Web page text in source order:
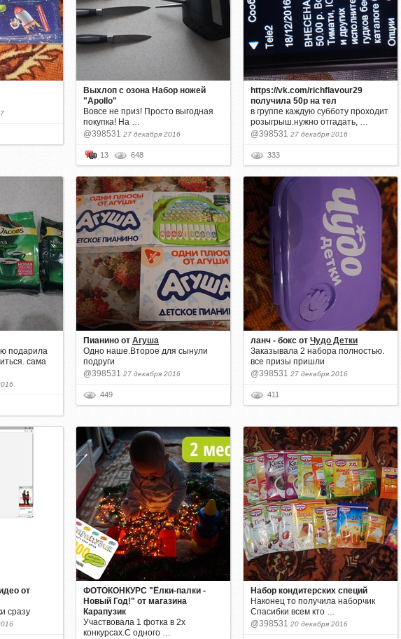
Выхлоп с озона Набор ножей
"Apollo"
Вовсе не приз! Просто выгодная
покупка! На …
@398531 27 декабря 2016
13 648
https://vk.com/richflavour29
получила 50р на тел
в группе каждую субботу проходит
розыгрыш.нужно отгадать, …
@398531 27 декабря 2016
333
подарила
сама
Пианино от Агуша
Одно наше.Второе для сынули
подруги
@398531 27 декабря 2016
449
ланч - бокс от Чудо Детки
Заказывала 2 набора полностью.
все призы пришли
@398531 27 декабря 2016
411
от
сразу
ФОТОКОНКУРС "Ёлки-палки -
Новый Год!" от магазина
Карапузик
Участвовала 1 фотка в 2х
конкурсах.С одного …
Набор кондитерских специй
Наконец то получила наборчик
Спасибки всем кто …
@398531 20 декабря 2016